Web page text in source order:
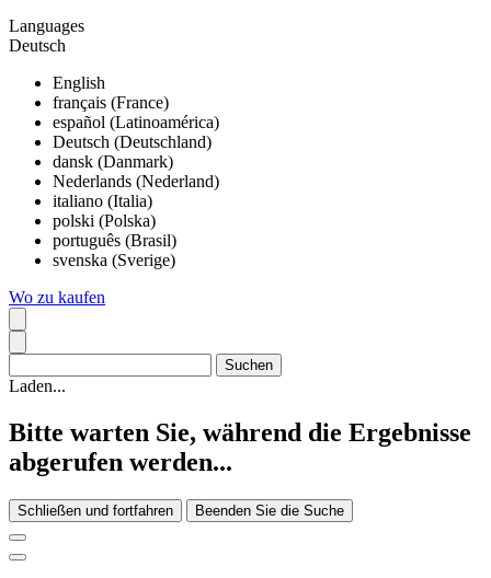
Languages
Deutsch
English
français (France)
español (Latinoamérica)
Deutsch (Deutschland)
dansk (Danmark)
Nederlands (Nederland)
italiano (Italia)
polski (Polska)
português (Brasil)
svenska (Sverige)
Wo zu kaufen
Laden...
Bitte warten Sie, während die Ergebnisse
abgerufen werden...
Schließen und fortfahren Beenden Sie die Suche